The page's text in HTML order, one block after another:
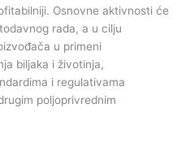
Osnovne aktivnosti će
rada, a u cilju
u primeni
biljaka i životinja,
i regulativama
poljoprivrednim